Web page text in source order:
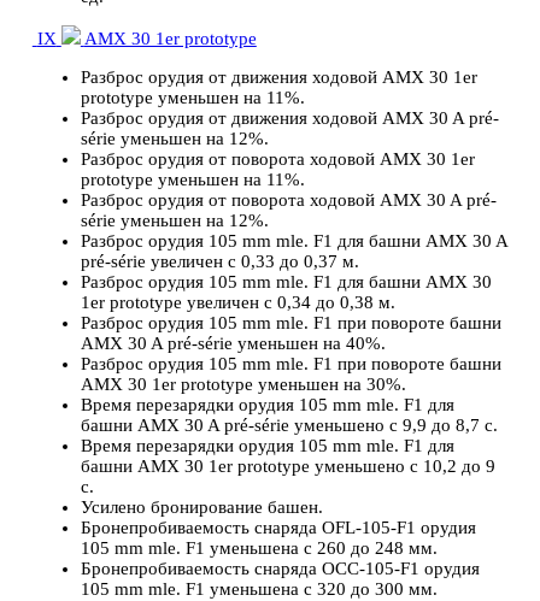
IX
AMX 30 1er prototype
Разброс орудия от движения ходовой AMX 30 1er
prototype уменьшен на 11%.
Разброс орудия от движения ходовой AMX 30 A pré-
série уменьшен на 12%.
Разброс орудия от поворота ходовой AMX 30 1er
prototype уменьшен на 11%.
Разброс орудия от поворота ходовой AMX 30 A pré-
série уменьшен на 12%.
Разброс орудия 105 mm mle. F1 для башни AMX 30 A
pré-série увеличен с 0,33 до 0,37 м.
Разброс орудия 105 mm mle. F1 для башни AMX 30
1er prototype увеличен с 0,34 до 0,38 м.
Разброс орудия 105 mm mle. F1 при повороте башни
AMX 30 A pré-série уменьшен на 40%.
Разброс орудия 105 mm mle. F1 при повороте башни
AMX 30 1er prototype уменьшен на 30%.
Время перезарядки орудия 105 mm mle. F1 для
башни AMX 30 A pré-série уменьшено с 9,9 до 8,7 с.
Время перезарядки орудия 105 mm mle. F1 для
башни AMX 30 1er prototype уменьшено с 10,2 до 9
с.
Усилено бронирование башен.
Бронепробиваемость снаряда OFL-105-F1 орудия
105 mm mle. F1 уменьшена с 260 до 248 мм.
Бронепробиваемость снаряда OCC-105-F1 орудия
105 mm mle. F1 уменьшена с 320 до 300 мм.